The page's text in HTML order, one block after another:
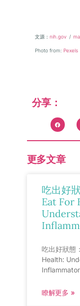
文源 ：nih.gov /
Photo from: Pexels
分享：
更多文章
吃出好
Eat For
吃出好狀態
Health:
瞭解更多 »